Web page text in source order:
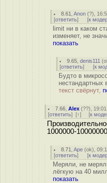
8.61 ,Anon (?),
[ответить] [к
limit ни в каком
изменяет, не
показать
9.65 ,denis111 (
[ответить] [к
Будто в
текст свёрнут,
7.66 ,Alex (??),
[ответить] [↑] [к
1000000-
8.71 ,Ape (ok),
[ответить] [к
Меряли, не
лёгкую на 40
показать